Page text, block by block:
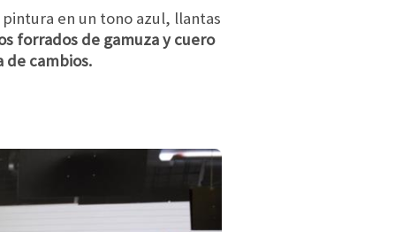
en un tono azul, llantas
forrados de gamuza y cuero
de cambios.